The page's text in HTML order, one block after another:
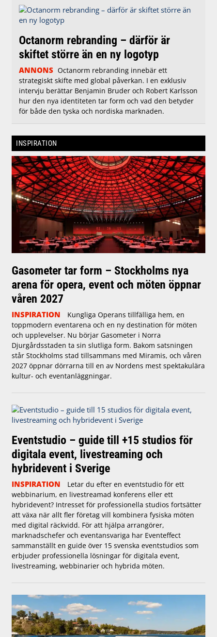
Octanorm rebranding – därför är
skiftet större än en ny logotyp
ANNONS Octanorm rebranding innebär ett
strategiskt skifte med global påverkan. I en exklusiv
intervju berättar Benjamin Bruder och Robert Karlsson
hur den nya identiteten tar form och vad den betyder
för både den tyska och nordiska marknaden.
INSPIRATION
Gasometer tar form – Stockholms nya
arena för opera, event och möten öppnar
våren 2027
INSPIRATION
Kungliga Operans tillfälliga hem, en
toppmodern eventarena och en ny destination för möten
och upplevelser. Nu börjar Gasometer i Norra
Djurgårdsstaden ta sin slutliga form. Bakom satsningen
står Stockholms stad tillsammans med Miramis, och våren
2027 öppnar dörrarna till en av Nordens mest spektakulära
kultur- och eventanläggningar.
Eventstudio – guide till +15 studios för
digitala event, livestreaming och
hybridevent i Sverige
INSPIRATION
Letar du efter en eventstudio för ett
webbinarium, en livestreamad konferens eller ett
hybridevent? Intresset för professionella studios fortsätter
att växa när allt fler företag vill kombinera fysiska möten
med digital räckvidd. För att hjälpa arrangörer,
marknadschefer och eventansvariga har Eventeffect
sammanställt en guide över 15 svenska eventstudios som
erbjuder professionella lösningar för digitala event,
livestreaming, webbinarier och hybrida möten.